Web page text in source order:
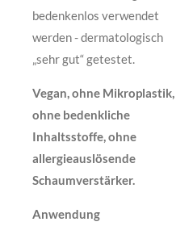
bedenkenlos verwendet
werden - dermatologisch
„sehr gut“ getestet.
Vegan, ohne Mikroplastik,
ohne bedenkliche
Inhaltsstoffe, ohne
allergieauslösende
Schaumverstärker.
Anwendung